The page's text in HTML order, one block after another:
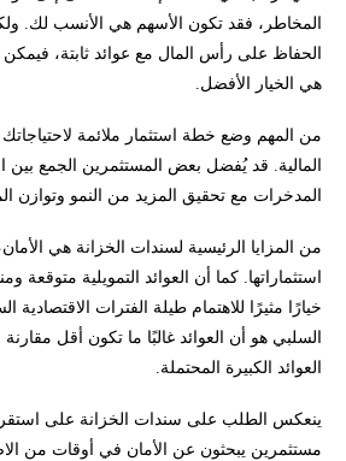
المخاطر، فقد تكون الأسهم هي الأنسب لك.
الحفاظ على رأس المال مع عوائد ثابتة، فيمكن
هي الخيار الأفضل.
من المهم وضع خطة استثمار ملائمة لاحتياجاتك
المالية. قد يُفضل بعض المستثمرين الجمع بين
المدخرات مع تحقيق المزيد من النمو وتوازن
من المزايا الرئيسية لسندات الخزانة هي
استثماراتها. كما أن العوائد التمويلية متوقعة
خيارًا مثيرًا للاهتمام طيلة الفترات الاقتصادية
السلبي هو أن العوائد غالبًا ما تكون أقل مقارنة
العوائد الكبيرة المحتملة.
ينعكس الطلب على سندات الخزانة على
مستثمرين يبحثون عن الأمان في أوقات من